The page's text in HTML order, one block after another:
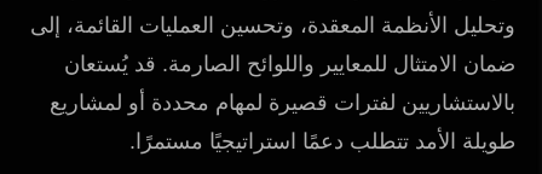
وتحليل الأنظمة المعقدة، وتحسين العمليات القائمة، إلى
ضمان الامتثال للمعايير واللوائح الصارمة. قد يُستعان
بالاستشاريين لفترات قصيرة لمهام محددة أو لمشاريع
طويلة الأمد تتطلب دعمًا استراتيجيًا مستمرًا.